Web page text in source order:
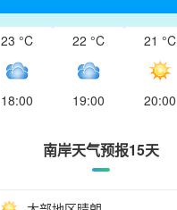
23 °C
18:00
22 °C
19:00
21 °C
20:00
南岸天气预报15天